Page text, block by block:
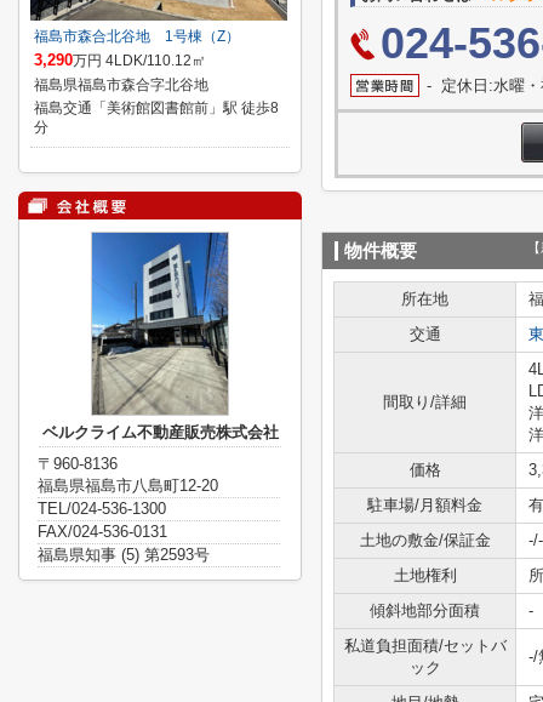
024-
- 定休日:水曜・
物件概要
所在地
交通
間取り/詳細
価格
駐車場/月額料金
土地の敷金/保証金
-/-
土地権利
傾斜地部分面積
-
私道負担面積/セットバ
ック
-/
福島市森合北谷地 1号棟（Z）
3,290万円 4LDK/110.12㎡
福島県福島市森合字北谷地
福島交通「美術館図書館前」駅 徒歩8
分
ベルクライム不動産販売株式会社
〒960-8136
福島県福島市八島町12-20
TEL/024-536-1300
FAX/024-536-0131
福島県知事 (5) 第2593号